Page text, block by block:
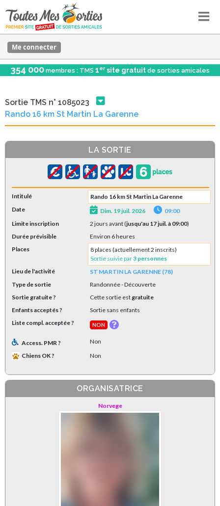
Me connecter
354 000 membres : TMS 1er site gratuit de sorties amicales
Sortie TMS n° 1085023
Rando 16 km St Martin La Garenne
LA SORTIE
Intitulé
Rando 16 km St Martin La Garenne
Date
Dim. 19 juil. 2026
09:00
Limite inscription
2 jours avant (jusqu'au 17 juil. à 09:00)
Durée prévisible
Environ 6 heures
Places
8 places (actuellement 2 inscrits)
Sortie suivie par3 personnes
Lieu de l'activité
ST MARTIN LA GARENNE (78)
Type de sortie
Randonnée- Découverte
Sortie gratuite ?
Cette sortie est gratuite
Enfants acceptés ?
Sortie sans enfants
Liste compl. acceptée ?
NON
Access. PMR ?
Non
Chiens OK ?
Non
ORGANISATRICE
Norvege